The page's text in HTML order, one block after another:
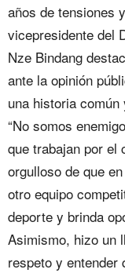
años de tensiones
vicepresidente del
Nze Bindang
ante la opinión
una historia
“No somos
que trabajan por el
orgulloso de que
otro equipo
deporte y brinda
Asimismo, hizo un
respeto y entender